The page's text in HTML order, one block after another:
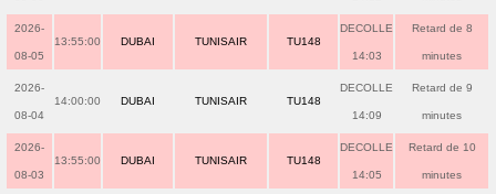
2026-
08-05
13:55:00 DUBAI TUNISAIR TU148
DECOLLE
14:03
Retard de 8
minutes
2026-
08-04
14:00:00 DUBAI TUNISAIR TU148
DECOLLE
14:09
Retard de 9
minutes
2026-
08-03
13:55:00 DUBAI TUNISAIR TU148
DECOLLE
14:05
Retard de 10
minutes